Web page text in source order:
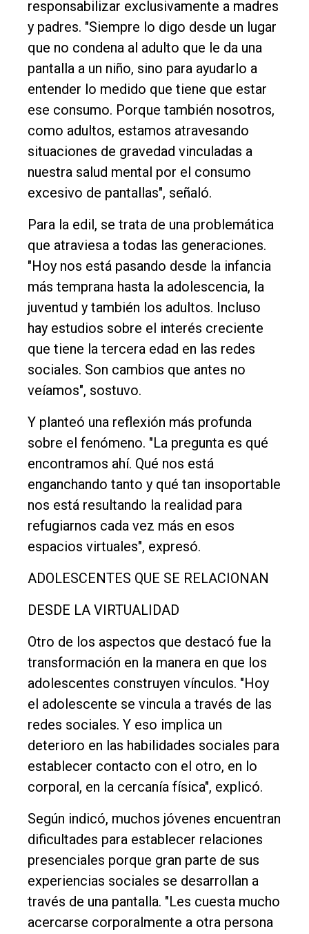
responsabilizar exclusivamente a madres
y padres. "Siempre lo digo desde un lugar
que no condena al adulto que le da una
pantalla a un niño, sino para ayudarlo a
entender lo medido que tiene que estar
ese consumo. Porque también nosotros,
como adultos, estamos atravesando
situaciones de gravedad vinculadas a
nuestra salud mental por el consumo
excesivo de pantallas", señaló.
Para la edil, se trata de una problemática
que atraviesa a todas las generaciones.
"Hoy nos está pasando desde la infancia
más temprana hasta la adolescencia, la
juventud y también los adultos. Incluso
hay estudios sobre el interés creciente
que tiene la tercera edad en las redes
sociales. Son cambios que antes no
veíamos", sostuvo.
Y planteó una reflexión más profunda
sobre el fenómeno. "La pregunta es qué
encontramos ahí. Qué nos está
enganchando tanto y qué tan insoportable
nos está resultando la realidad para
refugiarnos cada vez más en esos
espacios virtuales", expresó.
ADOLESCENTES QUE SE RELACIONAN
DESDE LA VIRTUALIDAD
Otro de los aspectos que destacó fue la
transformación en la manera en que los
adolescentes construyen vínculos. "Hoy
el adolescente se vincula a través de las
redes sociales. Y eso implica un
deterioro en las habilidades sociales para
establecer contacto con el otro, en lo
corporal, en la cercanía física", explicó.
Según indicó, muchos jóvenes encuentran
dificultades para establecer relaciones
presenciales porque gran parte de sus
experiencias sociales se desarrollan a
través de una pantalla. "Les cuesta mucho
acercarse corporalmente a otra persona